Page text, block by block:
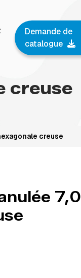
Demande de
catalogue
creuse
creuse
7,0